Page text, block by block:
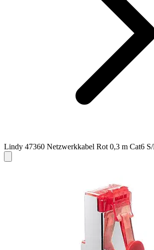
Lindy 47360 Netzwerkkabel Rot 0,3 m Cat6